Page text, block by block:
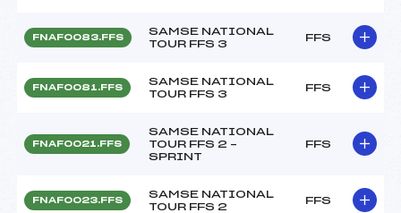
FNAF0083.FFS
SAMSE NATIONAL
TOUR FFS 3
FFS
FNAF0081.FFS
SAMSE NATIONAL
TOUR FFS 3
FFS
FNAF0021.FFS
SAMSE NATIONAL
TOUR FFS 2 –
SPRINT
FFS
FNAF0023.FFS
SAMSE NATIONAL
TOUR FFS 2
FFS